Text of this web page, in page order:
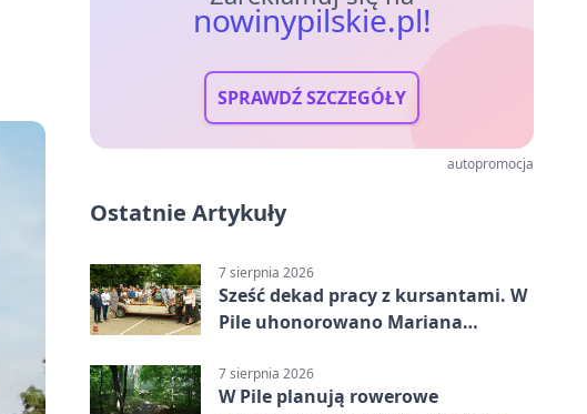
nowinypilskie.pl!
SPRAWDŹ SZCZEGÓŁY
autopromocja
Ostatnie Artykuły
7 sierpnia 2026
Sześć dekad pracy z kursantami. W
Pile uhonorowano Mariana
7 sierpnia 2026
W Pile planują rowerowe